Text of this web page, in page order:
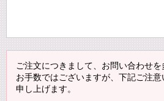
ご注文につきまして、お問い合わせを
お手数ではございますが、下記ご注
申し上げます。